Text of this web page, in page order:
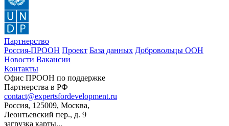
Партнерство
Россия-ПРООН Проект База данных Добровольцы ООН
Новости Вакансии
Контакты
Офис ПРООН по поддержке
Партнерства в РФ
contact@expertsfordevelopment.ru
Россия, 125009, Москва,
Леонтьевский пер., д. 9
загрузка карты...